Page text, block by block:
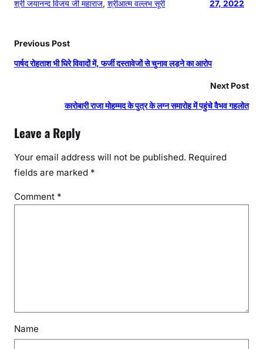
श्री जयानन्द विजय जी महाराज, श्रीआत्म वल्लभ सूरी
27, 2022
Previous Post
पार्षद रोहताश भी घिरे विवादों में, फर्जी दस्तावेजों से चुनाव लड़ने का आरोप
Next Post
कारोबारी राजा मोहम्मद के पुत्र के लग्न समारोह में पहुंचे वैभव गहलोत
Leave a Reply
Your email address will not be published. Required
fields are marked *
Comment *
Name